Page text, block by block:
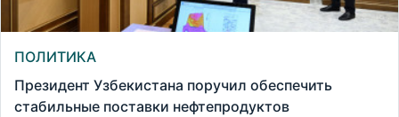
ПОЛИТИКА
Президент Узбекистана поручил обеспечить
стабильные поставки нефтепродуктов